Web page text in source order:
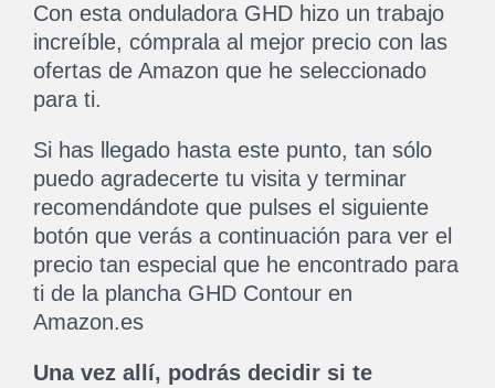
Con esta onduladora GHD hizo un trabajo
increíble, cómprala al mejor precio con las
ofertas de Amazon que he seleccionado
para ti.
Si has llegado hasta este punto, tan sólo
puedo agradecerte tu visita y terminar
recomendándote que pulses el siguiente
botón que verás a continuación para ver el
precio tan especial que he encontrado para
ti de la plancha GHD Contour en
Amazon.es
Una vez allí, podrás decidir si te